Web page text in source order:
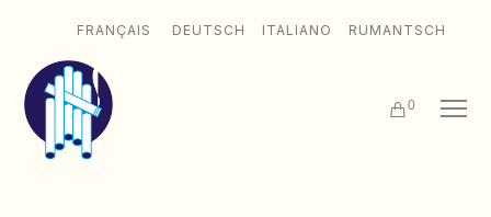
FRANÇAIS DEUTSCH ITALIANO RUMANTSCH
0